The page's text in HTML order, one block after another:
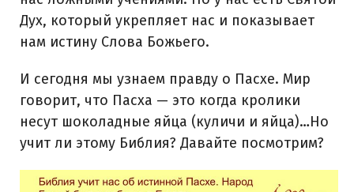
Дух, который укрепляет нас и показывает
нам истину Слова Божьего.
И сегодня мы узнаем правду о Пасхе. Мир
говорит, что Пасха — это когда кролики
несут шоколадные яйца (куличи и яйца)…Но
учит ли этому Библия? Давайте посмотрим?